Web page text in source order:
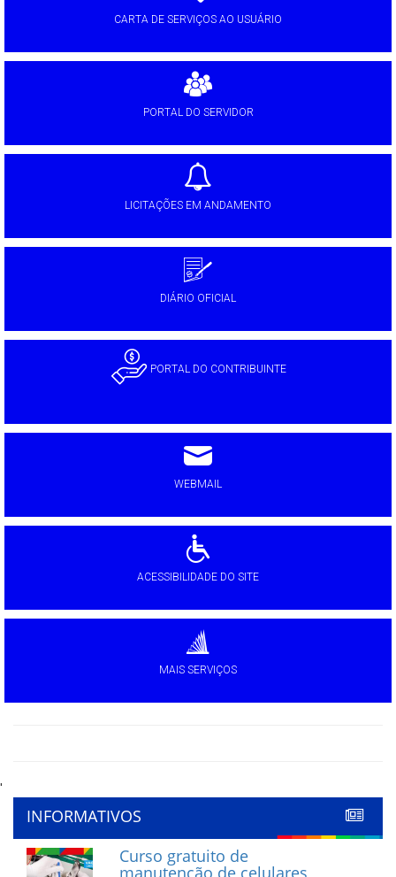
CARTA DE SERVIÇOS AO USUÁRIO
PORTAL DO SERVIDOR
LICITAÇÕES EM ANDAMENTO
DIÁRIO OFICIAL
PORTAL DO CONTRIBUINTE
WEBMAIL
ACESSIBILIDADE DO SITE
MAIS SERVIÇOS
'
INFORMATIVOS
Curso gratuito de
manutenção de celulares